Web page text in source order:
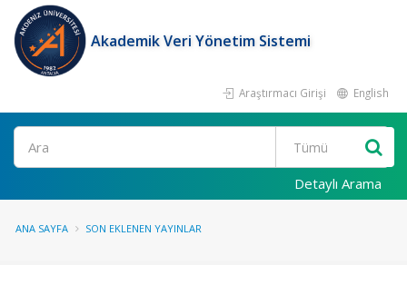
Akademik Veri Yönetim Sistemi
Araştırmacı Girişi English
Ara
Detaylı Arama
ANA SAYFA SON EKLENEN YAYINLAR